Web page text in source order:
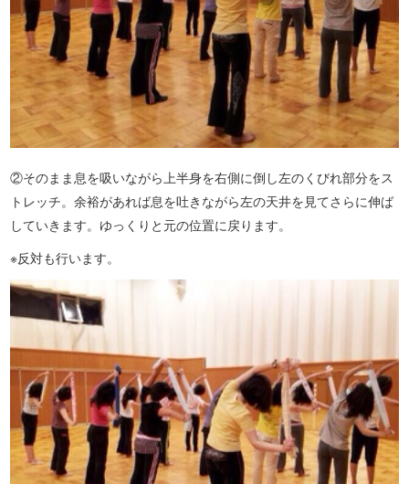
②そのまま息を吸いながら上半身を右側に倒し左のくびれ部分をス
トレッチ。余裕があれば息を吐きながら左の天井を見てさらに伸ば
していきます。ゆっくりと元の位置に戻ります。
※反対も行います。